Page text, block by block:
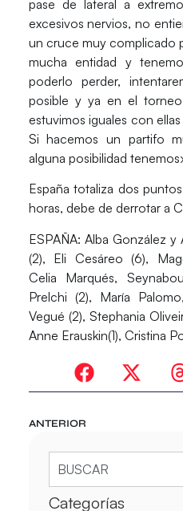
pase de lateral a
excesivos nervios, no
un cruce muy complicado
mucha entidad y
poderlo perder,
posible y ya en el
estuvimos iguales con
Si hacemos un partifo
alguna posibilidad
España totaliza dos
horas, debe de derrotar a
ESPAÑA: Alba González
(2), Eli Cesáreo (6),
Celia Marqués,
Prelchi (2), María
Vegué (2), Stephania
Anne Erauskin(1), Cristina
ANTERIOR
Categorías